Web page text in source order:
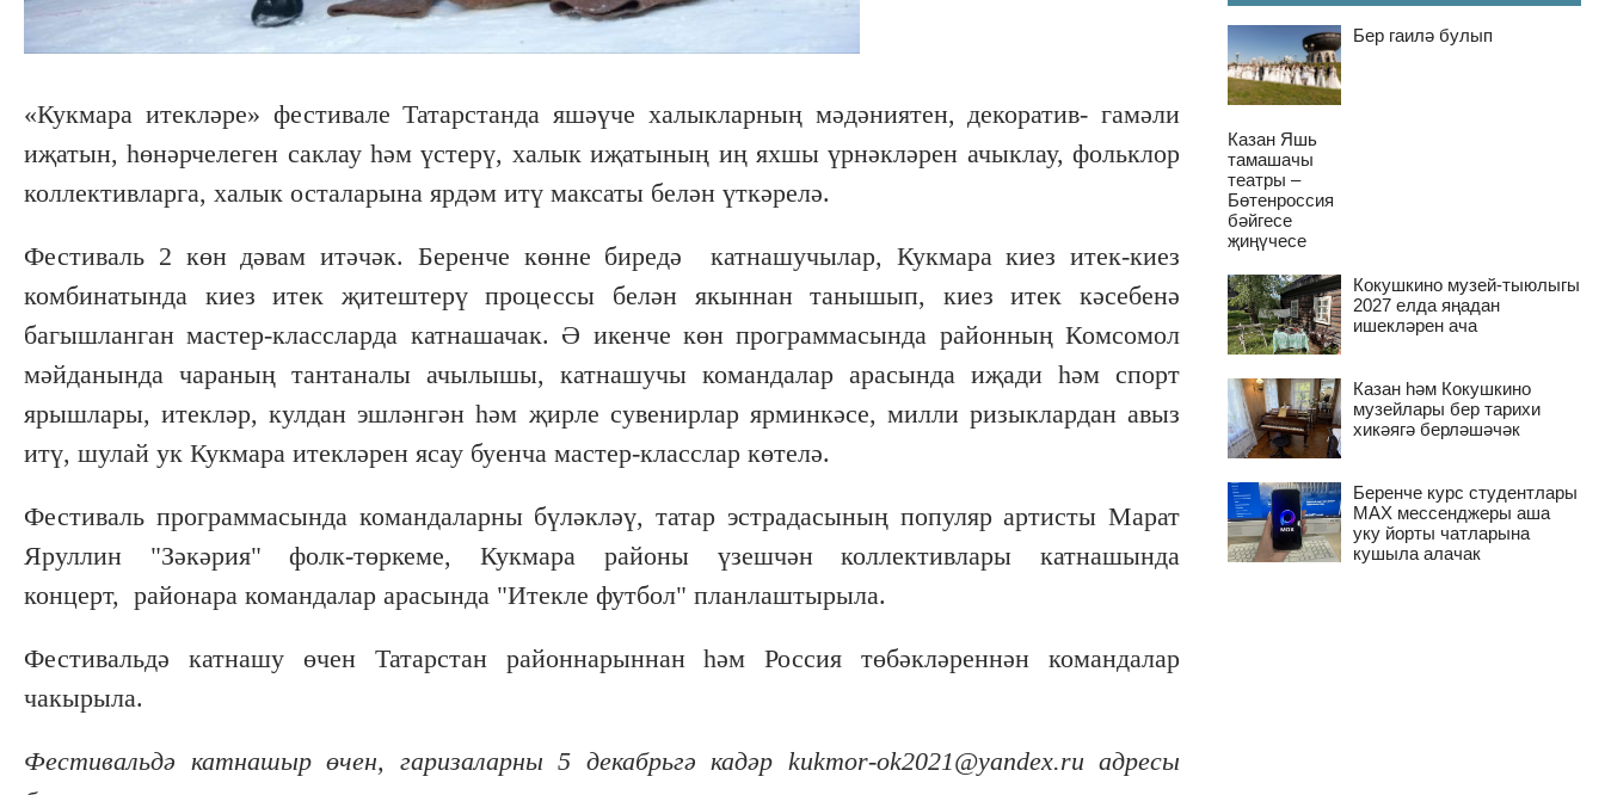
«Кукмара итекләре» фестивале Татарстанда яшәүче халыкларның мәдәниятен, декоратив- гамәли
иҗатын, һөнәрчелеген саклау һәм үстерү, халык иҗатының иң яхшы үрнәкләрен ачыклау, фольклор
коллективларга, халык осталарына ярдәм итү максаты белән үткәрелә.
Фестиваль 2 көн дәвам итәчәк. Беренче көнне биредә катнашучылар, Кукмара киез итек-киез
комбинатында киез итек җитештерү процессы белән якыннан танышып, киез итек кәсебенә
багышланган мастер-классларда катнашачак. Ә икенче көн программасында районның Комсомол
мәйданында чараның тантаналы ачылышы, катнашучы командалар арасында иҗади һәм спорт
ярышлары, итекләр, кулдан эшләнгән һәм җирле сувенирлар ярминкәсе, милли ризыклардан авыз
итү, шулай ук Кукмара итекләрен ясау буенча мастер-класслар көтелә.
Фестиваль программасында командаларны бүләкләү, татар эстрадасының популяр артисты Марат
Яруллин "Зәкәрия" фолк-төркеме, Кукмара районы үзешчән коллективлары катнашында
концерт, районара командалар арасында "Итекле футбол" планлаштырыла.
Фестивальдә катнашу өчен Татарстан районнарыннан һәм Россия төбәкләреннән командалар
чакырыла.
Фестивальдә катнашыр өчен, гаризаларны 5 декабрьгә кадәр kukmor-ok2021@yandex.ru адресы
Бер гаилә булып
Казан Яшь
тамашачы
театры –
Бөтенроссия
бәйгесе
җиңүчесе
Кокушкино музей-тыюлыгы
2027 елда яңадан
ишекләрен ача
Казан һәм Кокушкино
музейлары бер тарихи
хикәягә берләшәчәк
Беренче курс студентлары
MAX мессенджеры аша
уку йорты чатларына
кушыла алачак